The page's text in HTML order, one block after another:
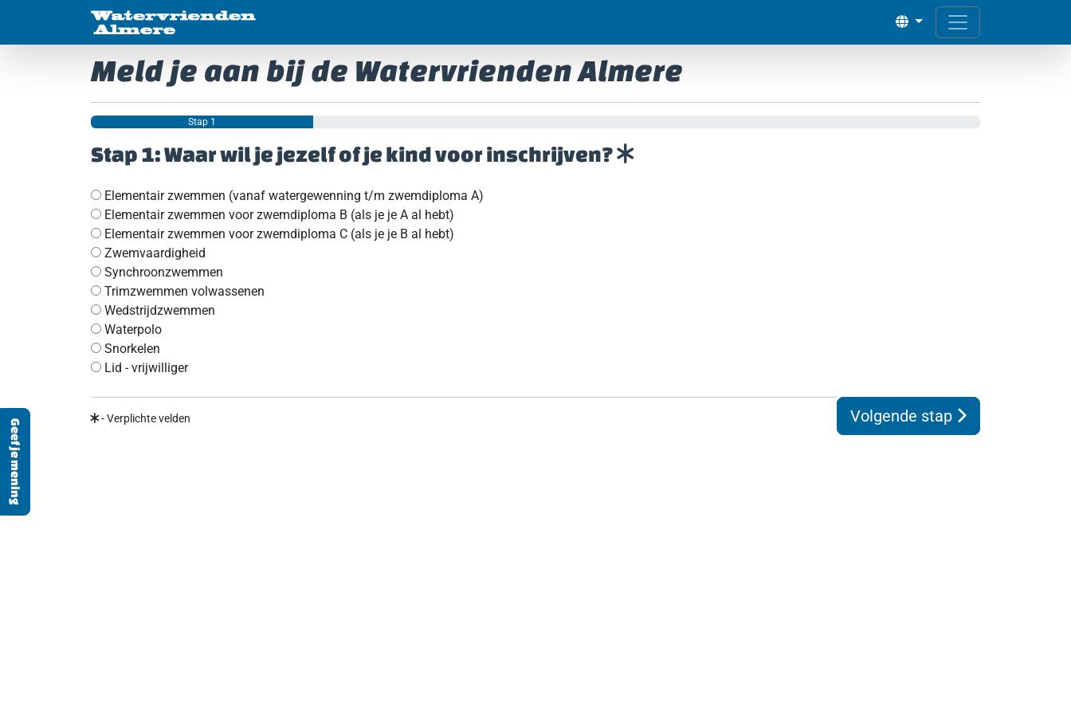
Meld je aan bij de Watervrienden Almere
Stap 1
Stap 1: Waar wil je jezelf of je kind voor inschrijven?
Elementair zwemmen (vanaf watergewenning t/m zwemdiploma A)
Elementair zwemmen voor zwemdiploma B (als je je A al hebt)
Elementair zwemmen voor zwemdiploma C (als je je B al hebt)
Zwemvaardigheid
Synchroonzwemmen
Trimzwemmen volwassenen
Wedstrijdzwemmen
Waterpolo
Snorkelen
Lid - vrijwilliger
Volgende stap
- Verplichte velden
Geef je mening